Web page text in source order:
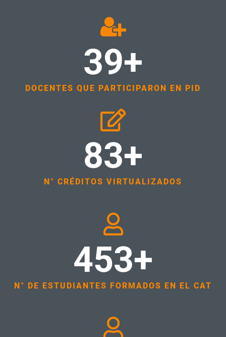
39+
DOCENTES QUE PARTICIPARON EN PID
83+
N° CRÉDITOS VIRTUALIZADOS
453+
N° DE ESTUDIANTES FORMADOS EN EL CAT